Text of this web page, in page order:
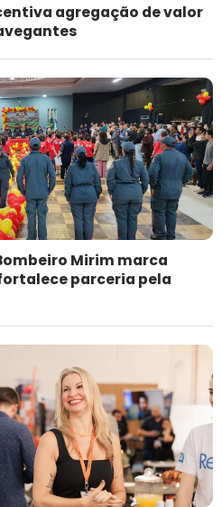
agregação de valor
Mirim marca
parceria pela